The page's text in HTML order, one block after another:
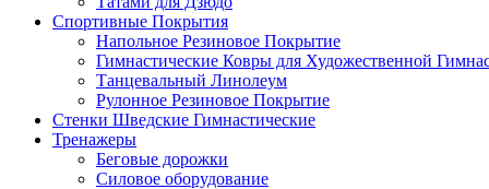
Спортивные Покрытия
Напольное Резиновое Покрытие
Гимнастические Ковры для Художественной
Танцевальный Линолеум
Рулонное Резиновое Покрытие
Стенки Шведские Гимнастические
Тренажеры
Беговые дорожки
Силовое оборудование